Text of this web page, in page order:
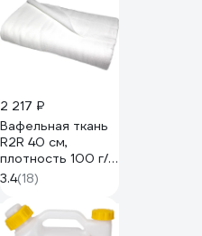
2 217 ₽
Вафельная ткань
R2R 40 см,
плотность 100 г/
м, рулон 50 м
7030-00120
3.4(18)